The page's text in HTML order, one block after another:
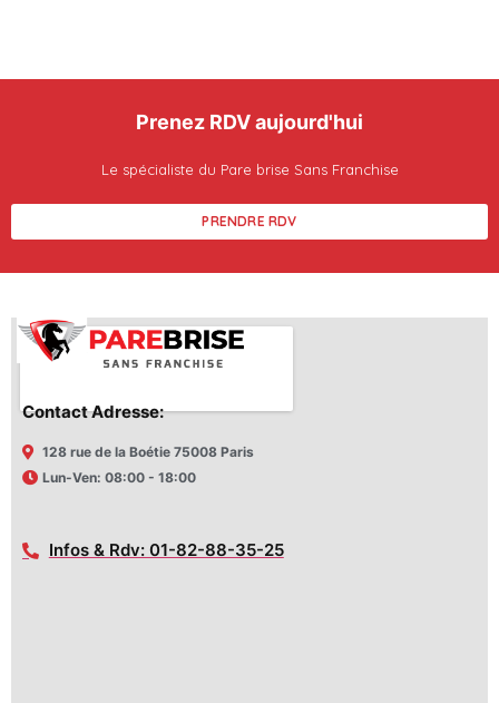
Prenez RDV aujourd'hui
Le spécialiste du Pare brise Sans Franchise
PRENDRE RDV
Contact Adresse:
128 rue de la Boétie 75008 Paris
Lun-Ven: 08:00 - 18:00
Infos & Rdv: 01-82-88-35-25